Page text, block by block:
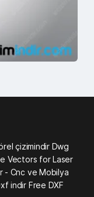
çizimindir Dwg
Vectors for Laser
- Cnc ve Mobilya
indir Free DXF